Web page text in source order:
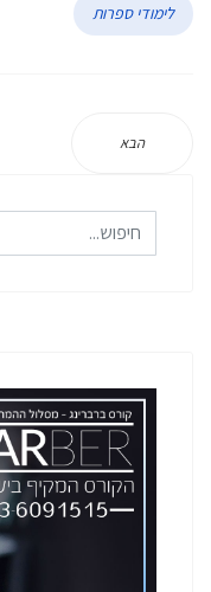
לימודי ספרות
הבא